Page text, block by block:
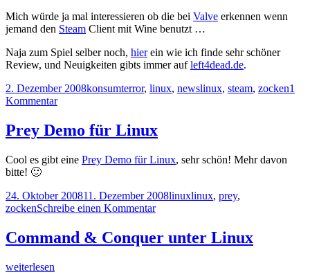
Mich würde ja mal interessieren ob die bei Valve erkennen wenn
jemand den Steam Client mit Wine benutzt …
Naja zum Spiel selber noch, hierein wie ich finde sehr schöner
Review, und Neuigkeiten gibts immer aufleft4dead.de.
Veröffentlicht
am
2. Dezember 2008Kategorien
konsumterror, linux, newsTags
linux, steam, zocken1
Kommentarzu
für
Prey Demo für Linux
Cool es gibt eine Prey Demo für Linux, sehr schön! Mehr davon
bitte! 🙂
Veröffentlicht
am
24. Oktober 200811. Dezember 2008Kategorien
linuxTags
linux, prey,
zockenSchreibe einen Kommentarzu
für
Command & Conquer unter Linux
Command
weiterlesen